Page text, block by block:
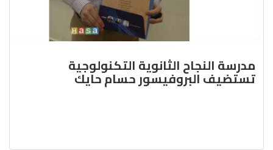
مدرسة النجاح الثانوية التكنولوجية
تستضيف البروفيسور حسام حايك